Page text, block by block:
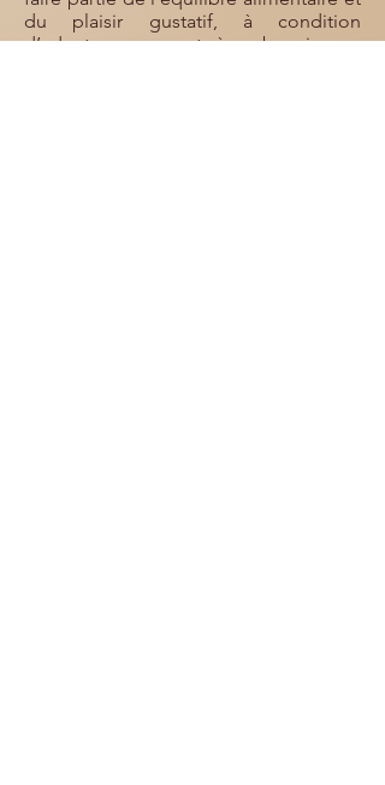
du plaisir gustatif, à condition
d’adapter ses apports à ses besoins.